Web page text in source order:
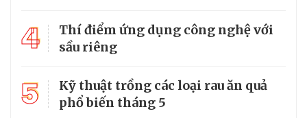
4
Thí điểm ứng dụng công nghệ với
sầu riêng
5
Kỹ thuật trồng các loại rau ăn quả
phổ biến tháng 5